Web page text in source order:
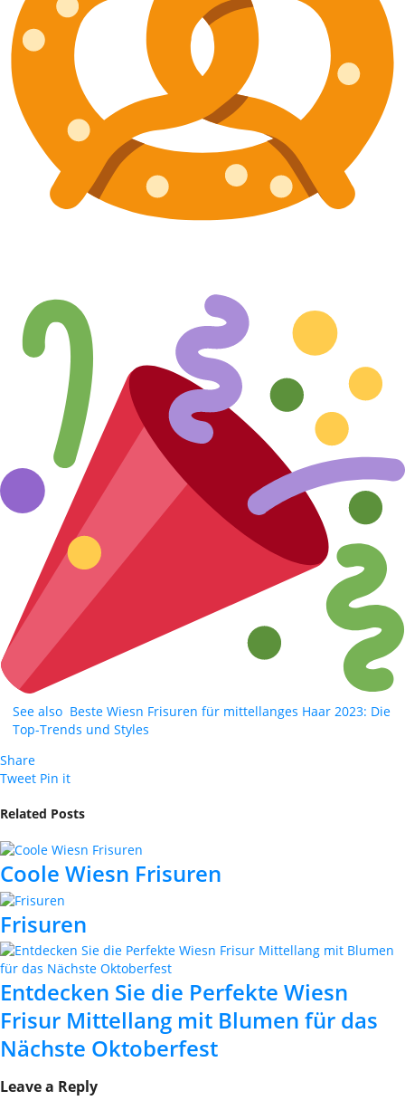
See also Beste Wiesn Frisuren für mittellanges Haar 2023: Die
Top-Trends und Styles
Share
Tweet Pin it
Related Posts
Coole Wiesn Frisuren
Frisuren
Entdecken Sie die Perfekte Wiesn
Frisur Mittellang mit Blumen für das
Nächste Oktoberfest
Leave a Reply